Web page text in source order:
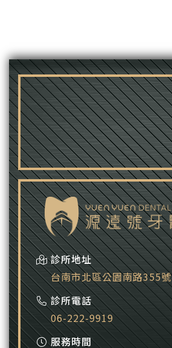
診所地址
台南市北區公園南路355號
診所電話
06-222-9919
服務時間